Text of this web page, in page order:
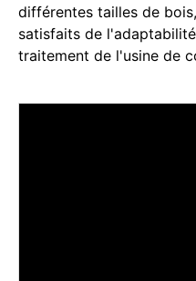
différentes tailles de
satisfaits de
traitement de l'usine de